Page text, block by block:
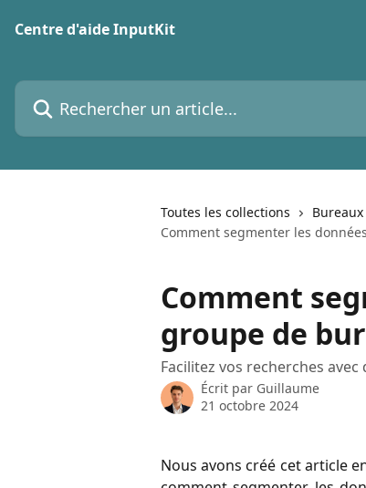
Centre d'aide InputKit
Rechercher un article...
Toutes les collections
Bureaux
Comment segmenter les
Comment
groupe de
Facilitez vos recherches
Écrit par Guillaume
21 octobre 2024
Nous avons créé cet article